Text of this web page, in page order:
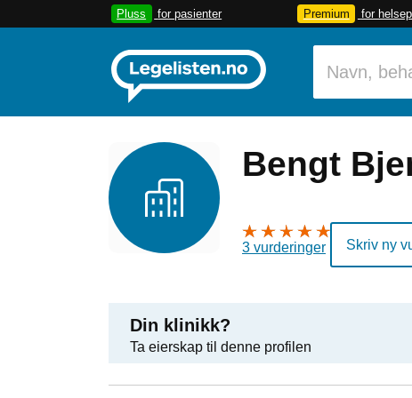
Pluss for pasienter Premium for
Bengt
3 vurderinger Skriv ny
Din klinikk?
Ta eierskap til denne profilen